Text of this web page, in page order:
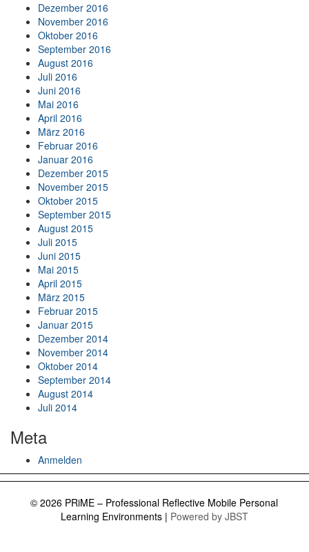
Dezember 2016
November 2016
Oktober 2016
September 2016
August 2016
Juli 2016
Juni 2016
Mai 2016
April 2016
März 2016
Februar 2016
Januar 2016
Dezember 2015
November 2015
Oktober 2015
September 2015
August 2015
Juli 2015
Juni 2015
Mai 2015
April 2015
März 2015
Februar 2015
Januar 2015
Dezember 2014
November 2014
Oktober 2014
September 2014
August 2014
Juli 2014
Meta
Anmelden
© 2026 PRiME – Professional Reflective Mobile Personal
Learning Environments | Powered by JBST